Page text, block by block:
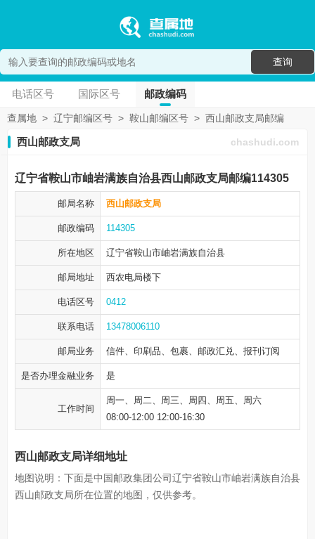
查询
电话区号 国际区号 邮政编码
查属地 > 辽宁邮编区号 > 鞍山邮编区号 > 西山邮政支局邮编
西山邮政支局 chashudi.com
辽宁省鞍山市岫岩满族自治县西山邮政支局邮编114305
邮局名称 西山邮政支局
邮政编码 114305
所在地区 辽宁省鞍山市岫岩满族自治县
邮局地址 西农电局楼下
电话区号 0412
联系电话 13478006110
邮局业务 信件、印刷品、包裹、邮政汇兑、报刊订阅
是否办理金融业务 是
工作时间
周一、周二、周三、周四、周五、周六
08:00-12:00 12:00-16:30
西山邮政支局详细地址
地图说明：下面是中国邮政集团公司辽宁省鞍山市岫岩满族自治县
西山邮政支局所在位置的地图，仅供参考。